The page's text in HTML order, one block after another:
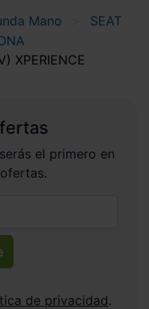
Mano
SEAT
XPERIENCE
el primero en
de privacidad.